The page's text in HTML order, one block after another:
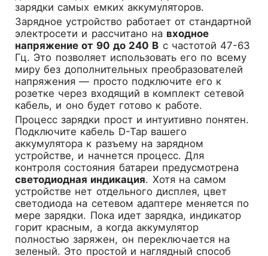
зарядки самых емких аккумуляторов.
Зарядное устройство работает от стандартной
электросети и рассчитано на входное
напряжение от 90 до 240 В с частотой 47-63
Гц. Это позволяет использовать его по всему
миру без дополнительных преобразователей
напряжения — просто подключите его к
розетке через входящий в комплект сетевой
кабель, и оно будет готово к работе.
Процесс зарядки прост и интуитивно понятен.
Подключите кабель D-Tap вашего
аккумулятора к разъему на зарядном
устройстве, и начнется процесс. Для
контроля состояния батареи предусмотрена
светодиодная индикация. Хотя на самом
устройстве нет отдельного дисплея, цвет
светодиода на сетевом адаптере меняется по
мере зарядки. Пока идет зарядка, индикатор
горит красным, а когда аккумулятор
полностью заряжен, он переключается на
зеленый. Это простой и наглядный способ